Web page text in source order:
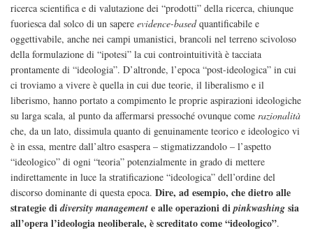
ricerca scientifica e di valutazione dei “prodotti” della ricerca, chiunque
fuoriesca dal solco di un sapere evidence-basedquantificabile e
oggettivabile, anche nei campi umanistici, brancoli nel terreno scivoloso
della formulazione di “ipotesi” la cui controintuitività è tacciata
prontamente di “ideologia”. D’altronde, l’epoca “post-ideologica” in cui
ci troviamo a vivere è quella in cui due teorie, il liberalismo e il
liberismo, hanno portato a compimento le proprie aspirazioni ideologiche
su larga scala, al punto da affermarsi pressoché ovunque come razionalità
che, da un lato, dissimula quanto di genuinamente teorico e ideologico vi
è in essa, mentre dall’altro esaspera – stigmatizzandolo – l’aspetto
“ideologico” di ogni “teoria” potenzialmente in grado di mettere
indirettamente in luce la stratificazione “ideologica” dell’ordine del
discorso dominante di questa epoca. Dire, ad esempio, che dietro alle
strategie didiversity management e alle operazioni dipinkwashing sia
all’opera l’ideologia neoliberale, è screditato come “ideologico”.